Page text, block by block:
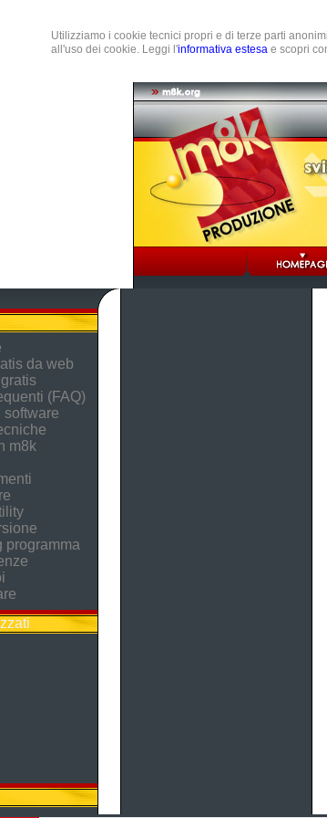
Utilizziamo i cookie tecnici propri e di terze parti
all'uso dei cookie. Leggi l'informativa estesa e scopri
da web
(FAQ)
software
m8k
programma